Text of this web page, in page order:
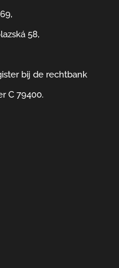
58,
bij de rechtbank
C 79400.